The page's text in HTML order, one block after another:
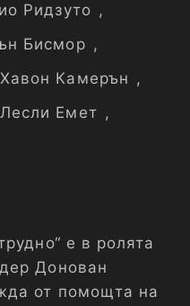
Ридзуто ,
Бисмор ,
Хавон Камерън ,
Лесли Емет ,
е в ролята
Донован
от помощта на